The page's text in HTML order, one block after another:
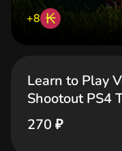
+8 ₭
Learn to Play
Shootout PS4
270 ₽